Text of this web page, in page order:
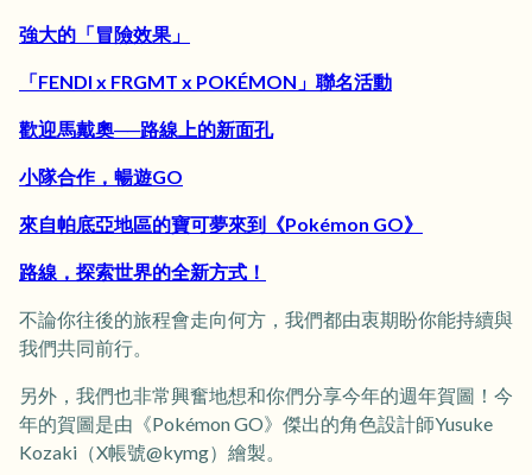
強大的「冒險效果」
「FENDI x FRGMT x POKÉMON」聯名活動
歡迎馬戴奧──路線上的新面孔
小隊合作，暢遊GO
來自帕底亞地區的寶可夢來到《Pokémon GO》
路線，探索世界的全新方式！
不論你往後的旅程會走向何方，我們都由衷期盼你能持續與
我們共同前行。
另外，我們也非常興奮地想和你們分享今年的週年賀圖！今
年的賀圖是由《Pokémon GO》傑出的角色設計師Yusuke
Kozaki（X帳號@kymg）繪製。